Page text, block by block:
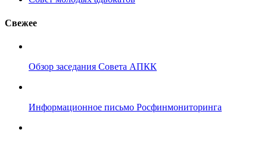
Свежее
Обзор заседания Совета АПКК
Информационное письмо Росфинмониторинга